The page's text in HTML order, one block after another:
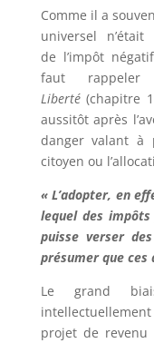
Comme il a
universel
de l’impôt
faut
Liberté(chapitre
aussitôt après
danger valant à
citoyen ou
« L’adopter, en
lequel des
puisse verser
présumer que
Le grand
projet de revenu